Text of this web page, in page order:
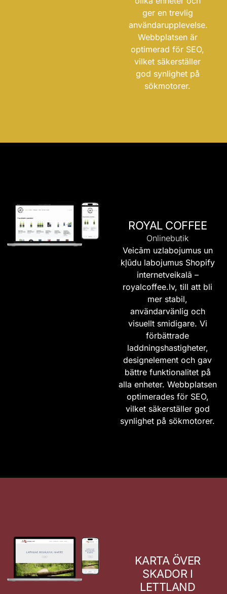
ger en trevlig
användarupplevelse.
Webbplatsen är
optimerad för SEO,
vilket säkerställer
god synlighet på
sökmotorer.
ROYAL COFFEE
Onlinebutik
Veicām uzlabojumus un
kļūdu labojumus Shopify
internetveikalā –
royalcoffee.lv, till att bli
mer stabil,
användarvänlig och
visuellt smidigare. Vi
förbättrade
laddningshastigheter,
designelement och gav
bättre funktionalitet på
alla enheter. Webbplatsen
optimerades för SEO,
vilket säkerställer god
synlighet på sökmotorer.
KARTA ÖVER
SKADOR I
LETTLAND